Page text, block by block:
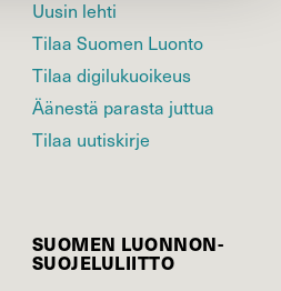
Uusin lehti
Tilaa Suomen Luonto
Tilaa digilukuoikeus
Äänestä parasta juttua
Tilaa uutiskirje
SUOMEN LUONNON­
SUOJELU­LIITTO